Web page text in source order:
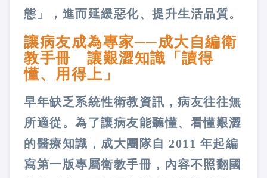
態」，進而延緩惡化、提升生活品質。
讓病友成為專家──成大自編衛
教手冊 讓艱澀知識「讀得
懂、用得上」
早年缺乏系統性衛教資訊，病友往往無
所適從。為了讓病友能聽懂、看懂艱澀
的醫療知識，成大團隊自 2011 年起編
寫第一版專屬衛教手冊，內容不照翻國